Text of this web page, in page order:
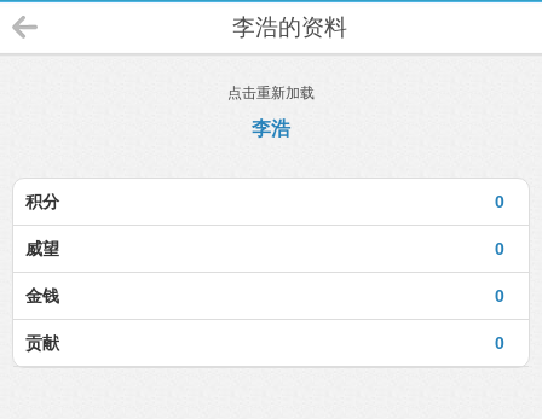
李浩的资料
点击重新加载
李浩
0
积分
0
威望
0
金钱
0
贡献